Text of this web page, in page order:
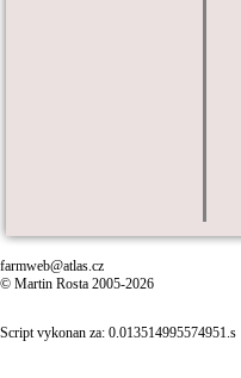
farmweb@atlas.cz
© Martin Rosta 2005-2026
Script vykonan za: 0.013514995574951.s